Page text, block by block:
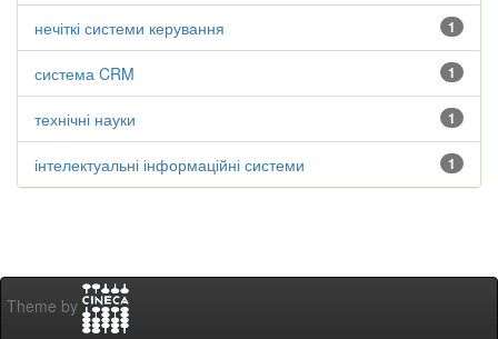
1
нечіткі системи керування
1
система CRM
1
технічні науки
1
інтелектуальні інформаційні системи
Theme by